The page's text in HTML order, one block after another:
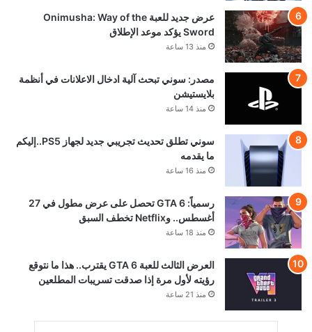
عرض جديد للعبة Onimusha: Way of the
Sword يؤكد موعد الإطلاق
منذ 13 ساعة
مصدر: سوني تبحث آلية ادخال الاعلانات في أنظمة
بلايستيشن
منذ 14 ساعة
سوني تطلق تحديث تجريبي جديد لجهاز PS5..إليكم
ما يقدمه
منذ 16 ساعة
رسمياً: GTA 6 تحصل على عرض مطول في 27
أغسطس.. وNetflix تخطف السبق
منذ 18 ساعة
العرض الثالث للعبة GTA 6 يقترب.. هذا ما نتوقع
رؤيته لأول مرة إذا صدقت تسريبات المطلعين
منذ 21 ساعة